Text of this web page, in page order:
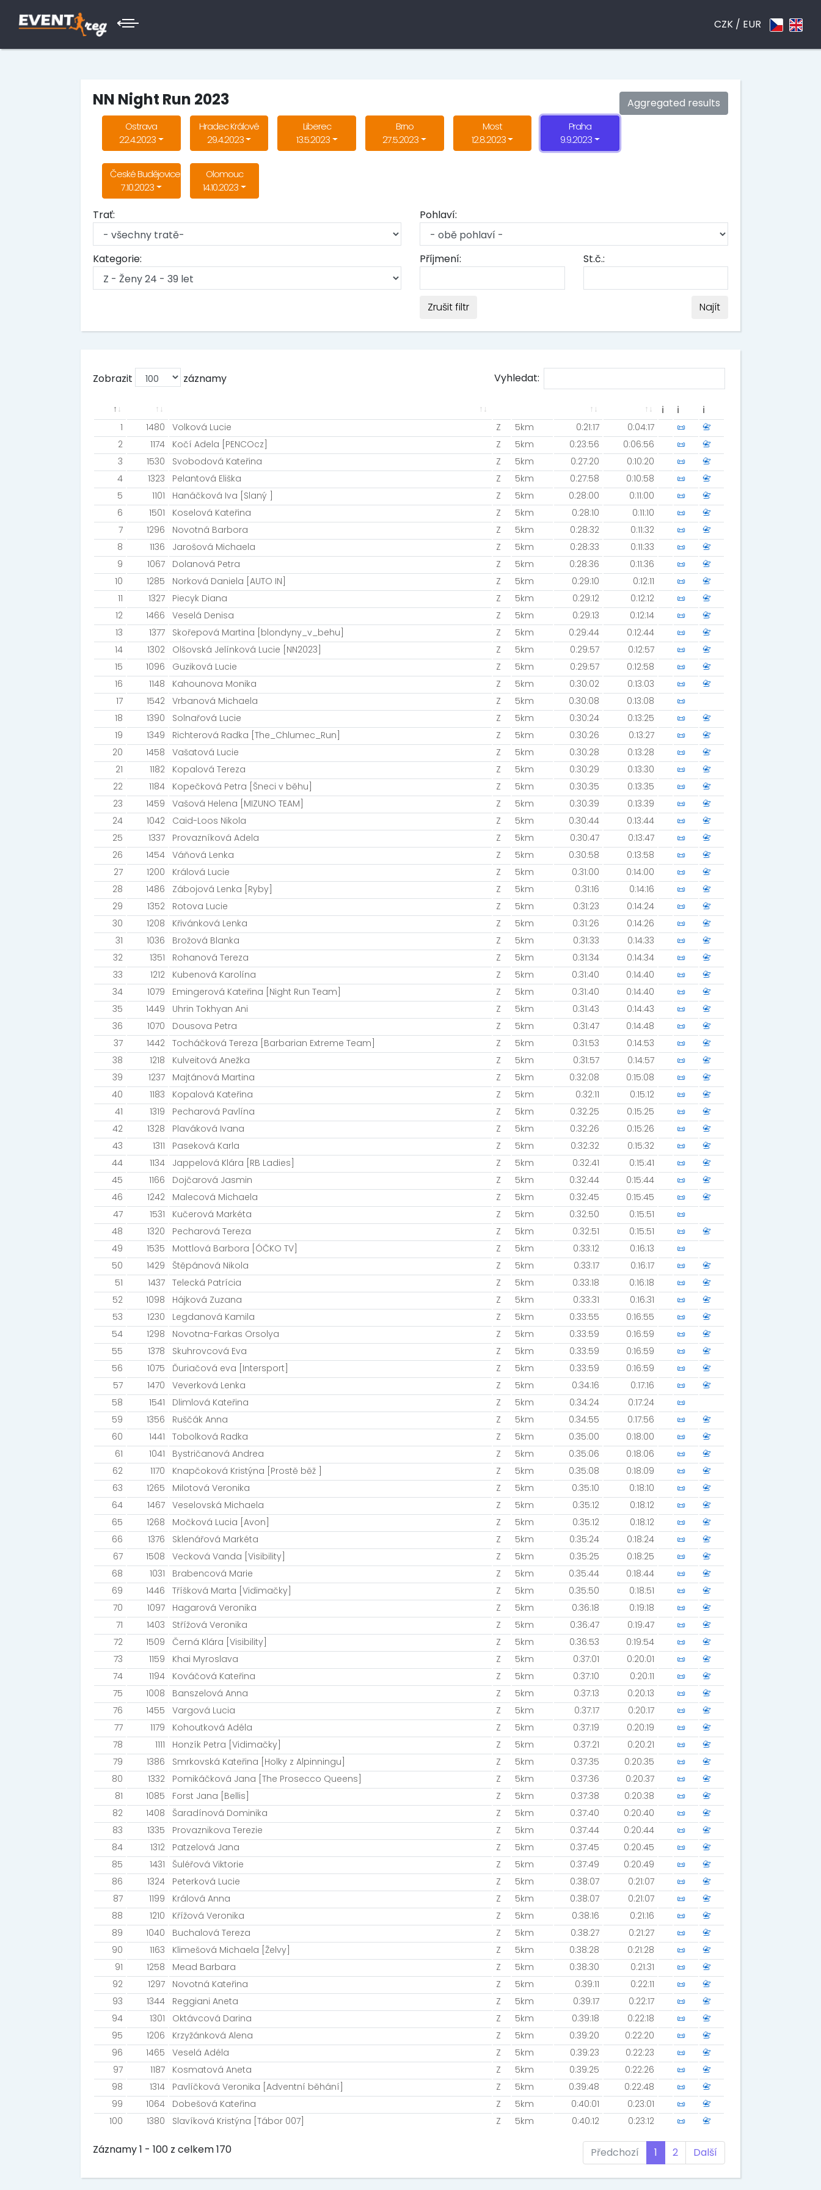
CZK / EUR
Aggregated results
NN Night Run 2023
Ostrava
22.4.2023
Hradec Králové
29.4.2023
Liberec
13.5.2023
Brno
27.5.2023
Most
12.8.2023
Praha
9.9.2023
České Budějovice
7.10.2023
Olomouc
14.10.2023
Trať: Pohlaví:
Kategorie: Příjmení: St.č.:
Zrušit filtr Najít
Zobrazit záznamy Vyhledat:
ℹ ℹ
ℹ
1
1480 Volková Lucie Z 5km 0:21:17 0:04:17 📜
📇
2
1174 Kočí Adela [PENCOcz] Z 5km 0:23:56 0:06:56 📜
📇
3
1530 Svobodová Kateřina Z 5km 0:27:20 0:10:20 📜
📇
4
1323 Pelantová Eliška Z 5km 0:27:58 0:10:58 📜
📇
5
1101 Hanáčková Iva [Slaný ] Z 5km 0:28:00 0:11:00 📜
📇
6
1501 Koselová Kateřina Z 5km 0:28:10 0:11:10 📜
📇
7
1296 Novotná Barbora Z 5km 0:28:32 0:11:32 📜
📇
8
1136 Jarošová Michaela Z 5km 0:28:33 0:11:33 📜
📇
9
1067 Dolanová Petra Z 5km 0:28:36 0:11:36 📜
📇
10
1285 Norková Daniela [AUTO IN] Z 5km 0:29:10 0:12:11 📜
📇
11
1327 Piecyk Diana Z 5km 0:29:12 0:12:12 📜
📇
12
1466 Veselá Denisa Z 5km 0:29:13 0:12:14 📜
📇
13
1377 Skořepová Martina [blondyny_v_behu] Z 5km 0:29:44 0:12:44 📜
📇
14
1302 Olšovská Jelínková Lucie [NN2023] Z 5km 0:29:57 0:12:57 📜
📇
15
1096 Guziková Lucie Z 5km 0:29:57 0:12:58 📜
📇
16
1148 Kahounova Monika Z 5km 0:30:02 0:13:03 📜
📇
17
1542 Vrbanová Michaela Z 5km 0:30:08 0:13:08
📜
18
1390 Solnařová Lucie Z 5km 0:30:24 0:13:25 📜
📇
19
1349 Richterová Radka [The_Chlumec_Run] Z 5km 0:30:26 0:13:27 📜
📇
20
1458 Vašatová Lucie Z 5km 0:30:28 0:13:28 📜
📇
21
1182 Kopalová Tereza Z 5km 0:30:29 0:13:30 📜
📇
22
1184 Kopečková Petra [Šneci v běhu] Z 5km 0:30:35 0:13:35 📜
📇
23
1459 Vašová Helena [MIZUNO TEAM] Z 5km 0:30:39 0:13:39 📜
📇
24
1042 Caid-Loos Nikola Z 5km 0:30:44 0:13:44 📜
📇
25
1337 Provazníková Adela Z 5km 0:30:47 0:13:47 📜
📇
26
1454 Váňová Lenka Z 5km 0:30:58 0:13:58 📜
📇
27
1200 Králová Lucie Z 5km 0:31:00 0:14:00 📜
📇
28
1486 Zábojová Lenka [Ryby] Z 5km 0:31:16 0:14:16 📜
📇
29
1352 Rotova Lucie Z 5km 0:31:23 0:14:24 📜
📇
30
1208 Křivánková Lenka Z 5km 0:31:26 0:14:26 📜
📇
31
1036 Brožová Blanka Z 5km 0:31:33 0:14:33 📜
📇
32
1351 Rohanová Tereza Z 5km 0:31:34 0:14:34 📜
📇
33
1212 Kubenová Karolína Z 5km 0:31:40 0:14:40 📜
📇
34
1079 Emingerová Kateřina [Night Run Team] Z 5km 0:31:40 0:14:40 📜
📇
35
1449 Uhrin Tokhyan Ani Z 5km 0:31:43 0:14:43 📜
📇
36
1070 Dousova Petra Z 5km 0:31:47 0:14:48 📜
📇
37
1442 Tocháčková Tereza [Barbarian Extreme Team] Z 5km 0:31:53 0:14:53 📜
📇
38
1218 Kulveitová Anežka Z 5km 0:31:57 0:14:57 📜
📇
39
1237 Majtánová Martina Z 5km 0:32:08 0:15:08 📜
📇
40
1183 Kopalová Kateřina Z 5km 0:32:11 0:15:12 📜
📇
41
1319 Pecharová Pavlína Z 5km 0:32:25 0:15:25 📜
📇
42
1328 Plaváková Ivana Z 5km 0:32:26 0:15:26 📜
📇
43
1311 Paseková Karla Z 5km 0:32:32 0:15:32 📜
📇
44
1134 Jappelová Klára [RB Ladies] Z 5km 0:32:41 0:15:41 📜
📇
45
1166 Dojčarová Jasmin Z 5km 0:32:44 0:15:44 📜
📇
46
1242 Malecová Michaela Z 5km 0:32:45 0:15:45 📜
📇
47
1531 Kučerová Markéta Z 5km 0:32:50 0:15:51
📜
48
1320 Pecharová Tereza Z 5km 0:32:51 0:15:51 📜
📇
49
1535 Mottlová Barbora [ÓČKO TV] Z 5km 0:33:12 0:16:13
📜
50
1429 Štěpánová Nikola Z 5km 0:33:17 0:16:17 📜
📇
51
1437 Telecká Patrícia Z 5km 0:33:18 0:16:18 📜
📇
52
1098 Hájková Zuzana Z 5km 0:33:31 0:16:31 📜
📇
53
1230 Legdanová Kamila Z 5km 0:33:55 0:16:55 📜
📇
54
1298 Novotna-Farkas Orsolya Z 5km 0:33:59 0:16:59 📜
📇
55
1378 Skuhrovcová Eva Z 5km 0:33:59 0:16:59 📜
📇
56
1075 Ďuriačová eva [Intersport] Z 5km 0:33:59 0:16:59 📜
📇
57
1470 Veverková Lenka Z 5km 0:34:16 0:17:16 📜
📇
58
1541 Dlimlová Kateřina Z 5km 0:34:24 0:17:24
📜
59
1356 Ruščák Anna Z 5km 0:34:55 0:17:56 📜
📇
60
1441 Tobolková Radka Z 5km 0:35:00 0:18:00 📜
📇
61
1041 Bystričanová Andrea Z 5km 0:35:06 0:18:06 📜
📇
62
1170 Knapčoková Kristýna [Prostě běž ] Z 5km 0:35:08 0:18:09 📜
📇
63
1265 Milotová Veronika Z 5km 0:35:10 0:18:10 📜
📇
64
1467 Veselovská Michaela Z 5km 0:35:12 0:18:12 📜
📇
65
1268 Močková Lucia [Avon] Z 5km 0:35:12 0:18:12 📜
📇
66
1376 Sklenářová Markéta Z 5km 0:35:24 0:18:24 📜
📇
67
1508 Vecková Vanda [Visibility] Z 5km 0:35:25 0:18:25 📜
📇
68
1031 Brabencová Marie Z 5km 0:35:44 0:18:44 📜
📇
69
1446 Tříšková Marta [Vidimačky] Z 5km 0:35:50 0:18:51 📜
📇
70
1097 Hagarová Veronika Z 5km 0:36:18 0:19:18 📜
📇
71
1403 Střížová Veronika Z 5km 0:36:47 0:19:47 📜
📇
72
1509 Černá Klára [Visibility] Z 5km 0:36:53 0:19:54 📜
📇
73
1159 Khai Myroslava Z 5km 0:37:01 0:20:01 📜
📇
74
1194 Kováčová Kateřina Z 5km 0:37:10 0:20:11 📜
📇
75
1008 Banszelová Anna Z 5km 0:37:13 0:20:13 📜
📇
76
1455 Vargová Lucia Z 5km 0:37:17 0:20:17 📜
📇
77
1179 Kohoutková Adéla Z 5km 0:37:19 0:20:19 📜
📇
78
1111 Honzík Petra [Vidimačky] Z 5km 0:37:21 0:20:21 📜
📇
79
1386 Smrkovská Kateřina [Holky z Alpinningu] Z 5km 0:37:35 0:20:35 📜
📇
80
1332 Pomikáčková Jana [The Prosecco Queens] Z 5km 0:37:36 0:20:37 📜
📇
81
1085 Forst Jana [Bellis] Z 5km 0:37:38 0:20:38 📜
📇
82
1408 Šaradínová Dominika Z 5km 0:37:40 0:20:40 📜
📇
83
1335 Provaznikova Terezie Z 5km 0:37:44 0:20:44 📜
📇
84
1312 Patzelová Jana Z 5km 0:37:45 0:20:45 📜
📇
85
1431 Šuléřová Viktorie Z 5km 0:37:49 0:20:49 📜
📇
86
1324 Peterková Lucie Z 5km 0:38:07 0:21:07 📜
📇
87
1199 Králová Anna Z 5km 0:38:07 0:21:07 📜
📇
88
1210 Křížová Veronika Z 5km 0:38:16 0:21:16 📜
📇
89
1040 Buchalová Tereza Z 5km 0:38:27 0:21:27 📜
📇
90
1163 Klimešová Michaela [Želvy] Z 5km 0:38:28 0:21:28 📜
📇
91
1258 Mead Barbara Z 5km 0:38:30 0:21:31 📜
📇
92
1297 Novotná Kateřina Z 5km 0:39:11 0:22:11 📜
📇
93
1344 Reggiani Aneta Z 5km 0:39:17 0:22:17 📜
📇
94
1301 Oktávcová Darina Z 5km 0:39:18 0:22:18 📜
📇
95
1206 Krzyžánková Alena Z 5km 0:39:20 0:22:20 📜
📇
96
1465 Veselá Adéla Z 5km 0:39:23 0:22:23 📜
📇
97
1187 Kosmatová Aneta Z 5km 0:39:25 0:22:26 📜
📇
98
1314 Pavlíčková Veronika [Adventní běhání] Z 5km 0:39:48 0:22:48 📜
📇
99
1064 Dobešová Kateřina Z 5km 0:40:01 0:23:01 📜
📇
100
1380 Slavíková Kristýna [Tábor 007] Z 5km 0:40:12 0:23:12 📜 📇
Záznamy 1 - 100 z celkem 170 Předchozí 1 2 Další